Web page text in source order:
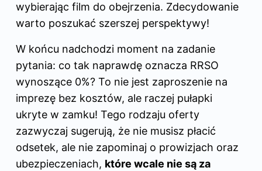
wybierając film do obejrzenia. Zdecydowanie
warto poszukać szerszej perspektywy!
W końcu nadchodzi moment na zadanie
pytania: co tak naprawdę oznacza RRSO
wynoszące 0%? To nie jest zaproszenie na
imprezę bez kosztów, ale raczej pułapki
ukryte w zamku! Tego rodzaju oferty
zazwyczaj sugerują, że nie musisz płacić
odsetek, ale nie zapominaj o prowizjach oraz
ubezpieczeniach, które wcale nie są za